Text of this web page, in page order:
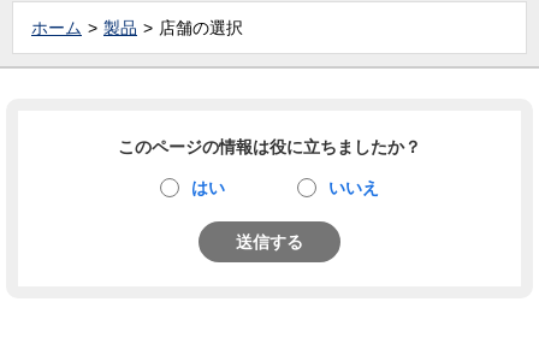
ホーム 製品 店舗の選択
このページの情報は役に立ちましたか？
はい いいえ
送信する